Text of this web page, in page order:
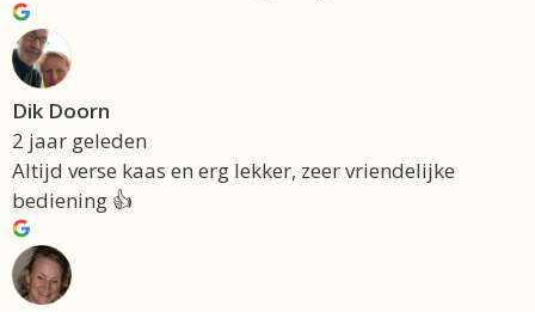
Dik Doorn
2 jaar geleden
Altijd verse kaas en erg lekker, zeer vriendelijke
bediening 👍